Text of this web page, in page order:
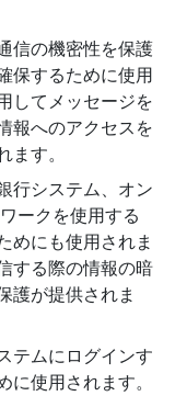
信の機密性を保護
保するために使用
してメッセージを
報へのアクセスを
す。
行システム、オン
ークを使用する
めにも使用されま
する際の情報の暗
護が提供されま
テムにログインす
使用されます。